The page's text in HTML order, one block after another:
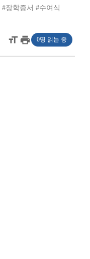
#장학증서 #수여식
format_sizeprint 0명 읽는 중